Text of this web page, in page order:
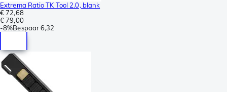
Extrema Ratio TK Tool 2.0, blank
€ 72,68
€ 79,00
-8%Bespaar6,32